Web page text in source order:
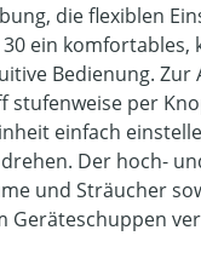
die flexiblen
30 ein
Bedienung.
stufenweise per
einfach
Der hoch-
und Sträucher
Geräteschuppen